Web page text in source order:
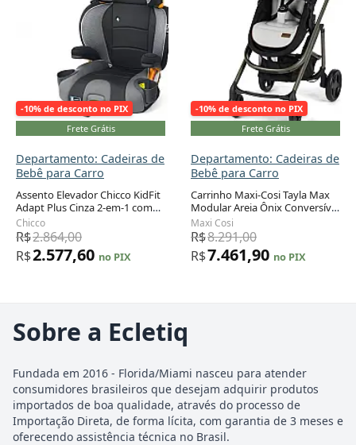
-10% de desconto no PIX
Frete Grátis
Departamento: Cadeiras de
Bebê para Carro
Assento Elevador Chicco KidFit
Adapt Plus Cinza 2-em-1 com
Encosto 18 a 50 kg
Chicco
R$2.864,00
R$2.577,60 no PIX
-10% de desconto no PIX
Frete Grátis
Departamento: Cadeiras de
Bebê para Carro
Carrinho Maxi-Cosi Tayla Max
Modular Areia Ônix Conversível
do Nascimento a 22,7 kg
Maxi Cosi
R$8.291,00
R$7.461,90 no PIX
Sobre a Ecletiq
Fundada em 2016 - Florida/Miami nasceu para atender
consumidores brasileiros que desejam adquirir produtos
importados de boa qualidade, através do processo de
Importação Direta, de forma lícita, com garantia de 3 meses e
oferecendo assistência técnica no Brasil.